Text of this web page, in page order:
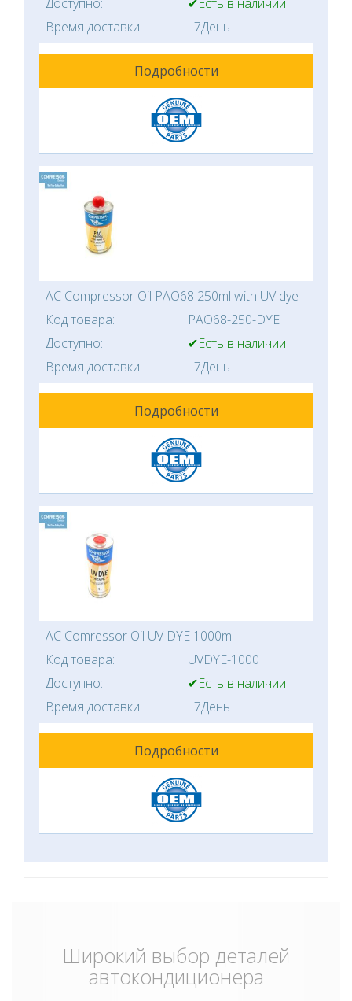
Время доставки:
7День
Подробности
AC Compressor Oil PAO68 250ml with UV dye
Код товара:
PAO68-250-DYE
Доступно:
✔Есть в наличии
Время доставки:
7День
Подробности
AC Comressor Oil UV DYE 1000ml
Код товара:
UVDYE-1000
Доступно:
✔Есть в наличии
Время доставки:
7День
Подробности
Широкий выбор деталей
автокондиционера